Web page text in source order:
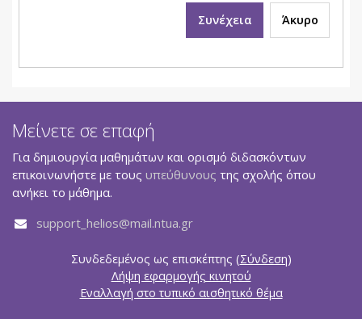
Συνέχεια Άκυρο
Μείνετε σε επαφή
Για δημιουργία μαθημάτων και ορισμό διδασκόντων
επικοινωνήστε με τους υπεύθυνους της σχολής όπου
ανήκει το μάθημα.
support_helios@mail.ntua.gr
Συνδεδεμένος ως επισκέπτης (Σύνδεση)
Λήψη εφαρμογής κινητού
Εναλλαγή στο τυπικό αισθητικό θέμα